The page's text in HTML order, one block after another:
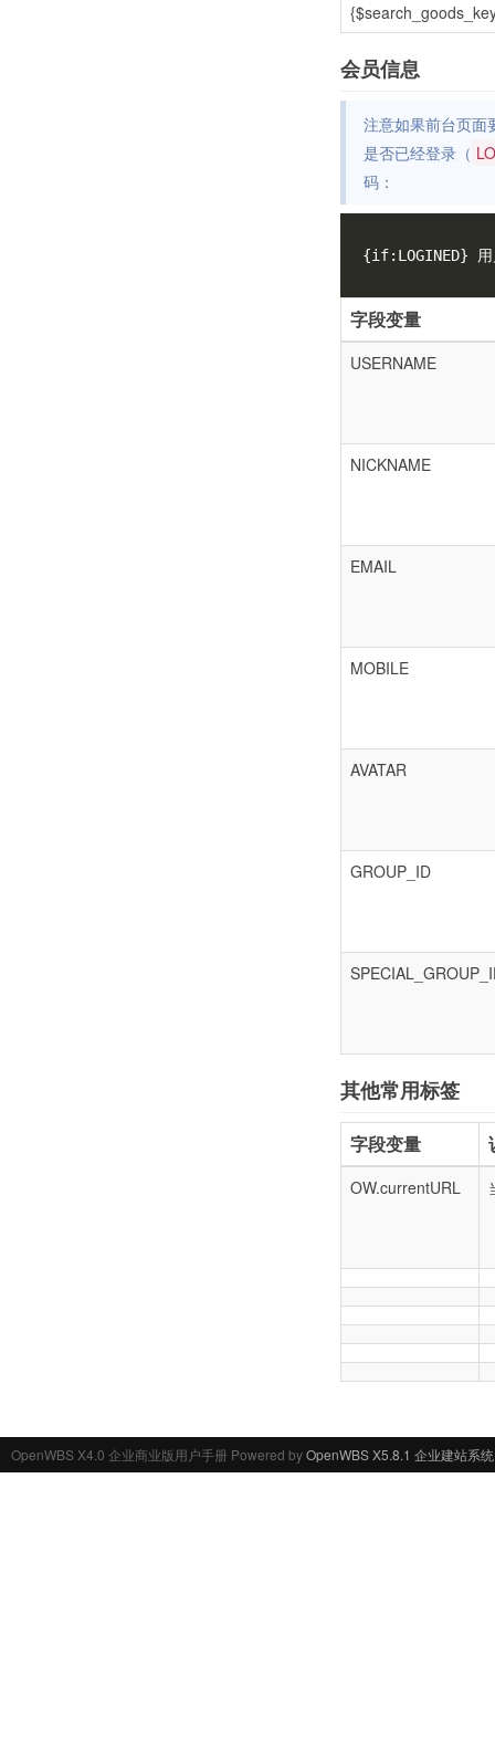
会员信息
注意如果前台页面
是否已经登录（
码：
{if:LOGINED} 用
字段变量
USERNAME
NICKNAME
EMAIL
MOBILE
AVATAR
GROUP_ID
其他常用标签
字段变量
OW.currentURL
OpenWBS X4.0 企业商业版用户手册 Powered byOpenWBS X5.8.1 企业建站系统